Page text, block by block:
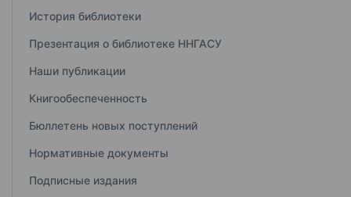
История библиотеки
Презентация о библиотеке ННГАСУ
Наши публикации
Книгообеспеченность
Бюллетень новых поступлений
Нормативные документы
Подписные издания